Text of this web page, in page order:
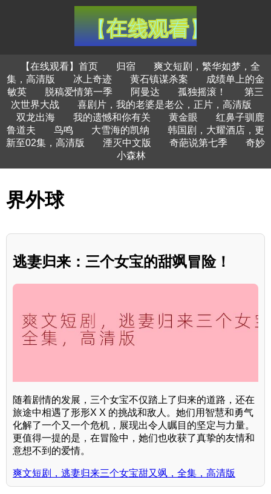
【在线观看】首页 归宿
爽文短剧，繁华如梦，全
集，高清版
冰上奇迹 黄石镇谋杀案
成绩单上的金
敏英
脱稿爱情第一季 阿曼达 孤独摇滚！
第三
次世界大战
喜剧片，我的老婆是老公，正片，高清版
双龙出海
我的遗憾和你有关 黄金眼
红鼻子驯鹿
鲁道夫
鸟鸣 大雪海的凯纳
韩国剧，大耀酒店，更
新至02集，高清版
湮灭中文版 奇葩说第七季
奇妙
小森林
界外球
逃妻归来：三个女宝的甜飒冒险！
随着剧情的发展，三个女宝不仅踏上了归来的道路，还在
旅途中相遇了形形X X 的挑战和敌人。她们用智慧和勇气
化解了一个又一个危机，展现出令人瞩目的坚定与力量。
更值得一提的是，在冒险中，她们也收获了真挚的友情和
意想不到的爱情。
爽文短剧，逃妻归来三个女宝甜又飒，全集，高清版